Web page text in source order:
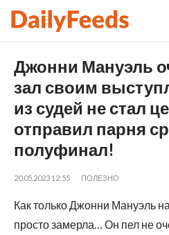
Джонни Мануэль
зал своим
из судей не стал
отправил парня
полуфинал!
20.05.2023 12:55 ПОЛЕЗНО
Как только Джонни Мануэль
просто замерла… Он пел не